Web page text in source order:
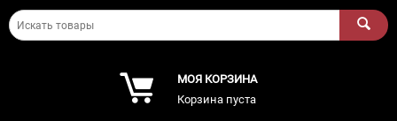
МОЯ КОРЗИНА
Корзина пуста